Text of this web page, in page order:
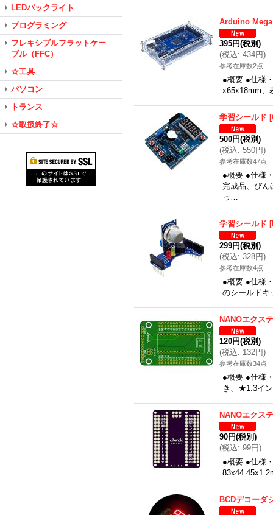
LEDバックライト
プログラミング
フレキシブルフラットケー
ブル（FFC）
☆工具
パソコン
トランス
☆取扱終了☆
Arduino
395円(税別)
(税込: 434円)
参考在庫数2点
●概要 ●仕様
x65x18mm、
学習シールド [
500円(税別)
(税込: 550円)
参考在庫数47点
●概要 ●仕様
完成品、びん
っ…
学習シールド [
299円(税別)
(税込: 328円)
参考在庫数4点
●概要 ●仕様
のシールドキ
NANOエクス
120円(税別)
(税込: 132円)
参考在庫数34点
●概要 ●仕様
き、★1.3イ
NANOエクス
90円(税別)
(税込: 99円)
●概要 ●仕様
BCDデコーダ